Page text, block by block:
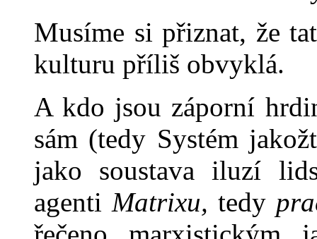
Musíme si přiznat, že
kulturu příliš obvyklá.
A kdo jsou záporní
sám (tedy Systém
jako soustava iluzí
agenti Matrixu, tedy